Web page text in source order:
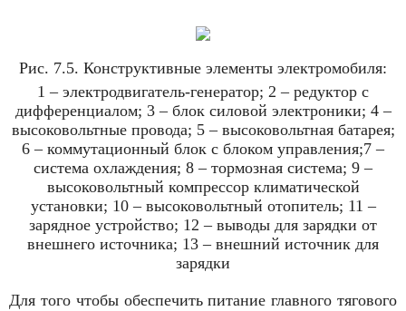
Рис. 7.5. Конструктивные элементы электромобиля:
1 – электродвигатель-генератор; 2 – редуктор с
дифференциалом; 3 – блок силовой электроники; 4 –
высоковольтные провода; 5 – высоковольтная батарея;
6 – коммутационный блок с блоком управления;7 –
система охлаждения; 8 – тормозная система; 9 –
высоковольтный компрессор климатической
установки; 10 – высоковольтный отопитель; 11 –
зарядное устройство; 12 – выводы для зарядки от
внешнего источника; 13 – внешний источник для
зарядки
Для того чтобы обеспечить питание главного тягового